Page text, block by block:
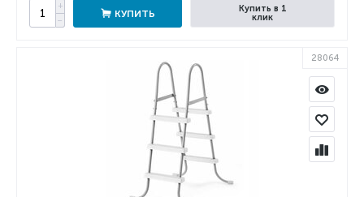
+
−
КУПИТЬ
Купить в 1
клик
28064